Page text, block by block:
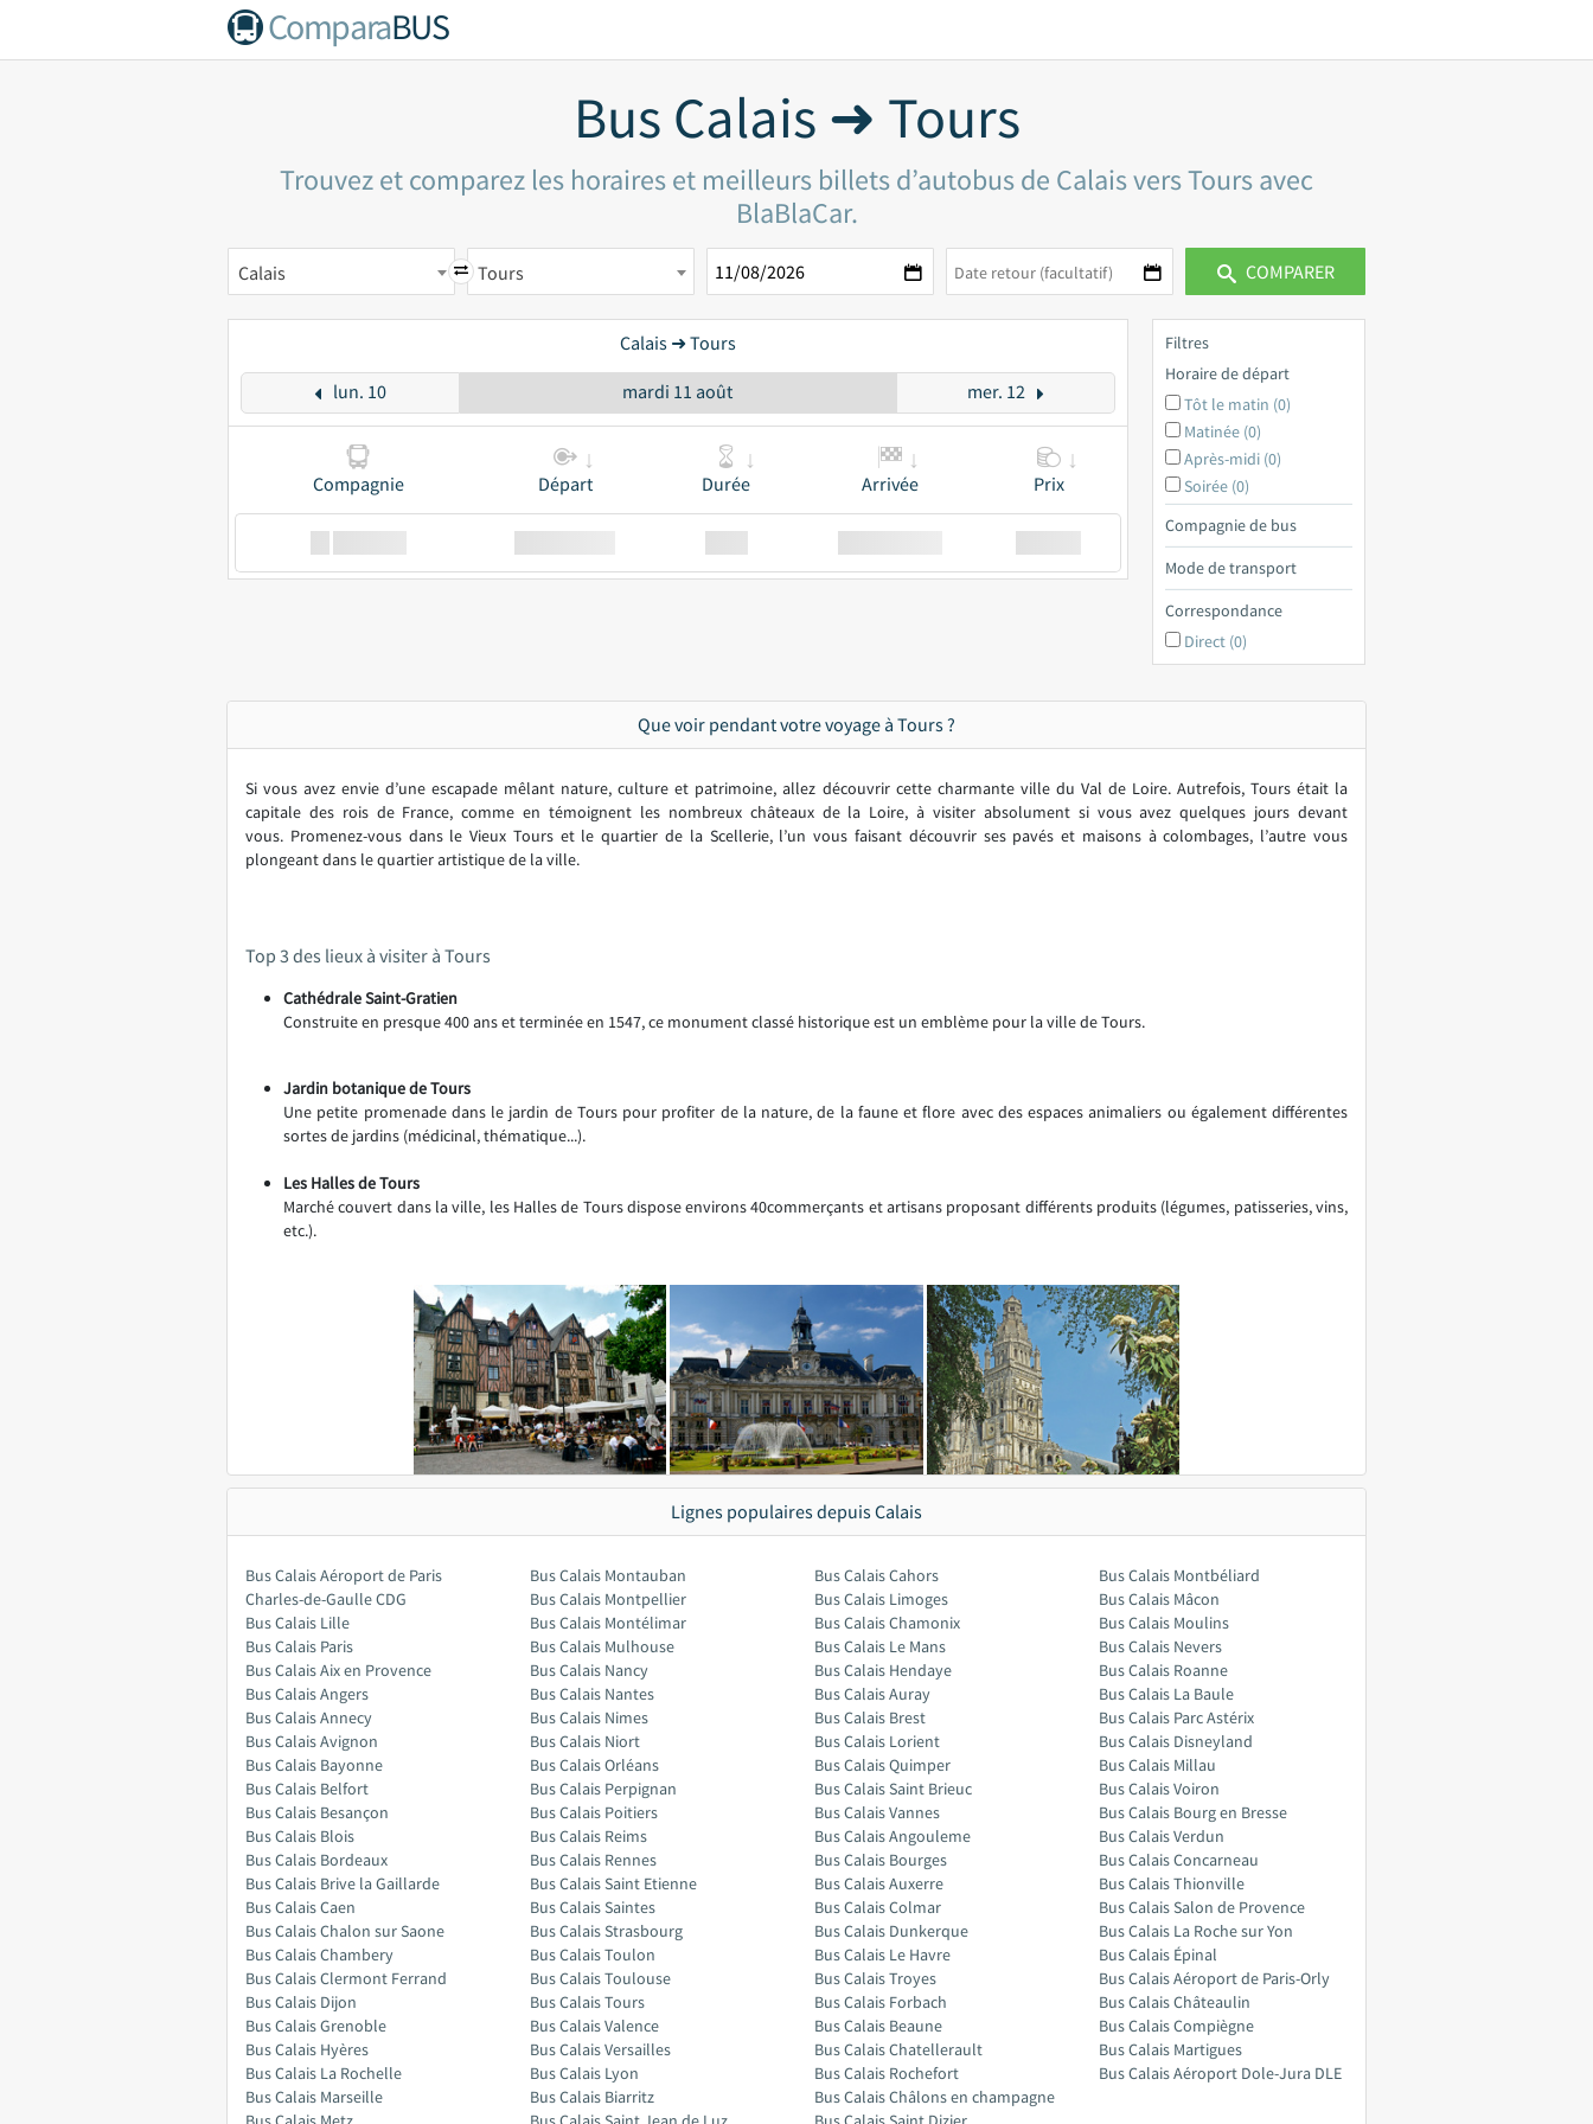
ComparaBUS
Bus Calais ➜ Tours
Trouvez et comparez les horaires et meilleurs billets d’autobus de Calais vers Tours avec
BlaBlaCar.
Calais Tours COMPARER
Calais ➜ Tours
lun. 10 mardi 11 août mer. 12
Compagnie Départ Durée Arrivée Prix
Filtres
Horaire de départ
Tôt le matin (0)
Matinée (0)
Après-midi (0)
Soirée (0)
Compagnie de bus
Mode de transport
Correspondance
Direct (0)
Que voir pendant votre voyage à Tours ?
Si vous avez envie d’une escapade mêlant nature, culture et patrimoine, allez découvrir cette charmante ville du Val de Loire. Autrefois, Tours était la
capitale des rois de France, comme en témoignent les nombreux châteaux de la Loire, à visiter absolument si vous avez quelques jours devant
vous. Promenez-vous dans le Vieux Tours et le quartier de la Scellerie, l’un vous faisant découvrir ses pavés et maisons à colombages, l’autre vous
plongeant dans le quartier artistique de la ville.
Top 3 des lieux à visiter à Tours
Cathédrale Saint-Gratien
Construite en presque 400 ans et terminée en 1547, ce monument classé historique est un emblème pour la ville de Tours.
Jardin botanique de Tours
Une petite promenade dans le jardin de Tours pour profiter de la nature, de la faune et flore avec des espaces animaliers ou également différentes
sortes de jardins (médicinal, thématique...).
Les Halles de Tours
Marché couvert dans la ville, les Halles de Tours dispose environs 40commerçants et artisans proposant différents produits (légumes, patisseries, vins,
etc.).
Lignes populaires depuis Calais
Bus Calais Aéroport de Paris
Charles-de-Gaulle CDG
Bus Calais Lille
Bus Calais Paris
Bus Calais Aix en Provence
Bus Calais Angers
Bus Calais Annecy
Bus Calais Avignon
Bus Calais Bayonne
Bus Calais Belfort
Bus Calais Besançon
Bus Calais Blois
Bus Calais Bordeaux
Bus Calais Brive la Gaillarde
Bus Calais Caen
Bus Calais Chalon sur Saone
Bus Calais Chambery
Bus Calais Clermont Ferrand
Bus Calais Dijon
Bus Calais Grenoble
Bus Calais Hyères
Bus Calais La Rochelle
Bus Calais Marseille
Bus Calais Montauban
Bus Calais Montpellier
Bus Calais Montélimar
Bus Calais Mulhouse
Bus Calais Nancy
Bus Calais Nantes
Bus Calais Nimes
Bus Calais Niort
Bus Calais Orléans
Bus Calais Perpignan
Bus Calais Poitiers
Bus Calais Reims
Bus Calais Rennes
Bus Calais Saint Etienne
Bus Calais Saintes
Bus Calais Strasbourg
Bus Calais Toulon
Bus Calais Toulouse
Bus Calais Tours
Bus Calais Valence
Bus Calais Versailles
Bus Calais Lyon
Bus Calais Biarritz
Bus Calais Cahors
Bus Calais Limoges
Bus Calais Chamonix
Bus Calais Le Mans
Bus Calais Hendaye
Bus Calais Auray
Bus Calais Brest
Bus Calais Lorient
Bus Calais Quimper
Bus Calais Saint Brieuc
Bus Calais Vannes
Bus Calais Angouleme
Bus Calais Bourges
Bus Calais Auxerre
Bus Calais Colmar
Bus Calais Dunkerque
Bus Calais Le Havre
Bus Calais Troyes
Bus Calais Forbach
Bus Calais Beaune
Bus Calais Chatellerault
Bus Calais Rochefort
Bus Calais Châlons en champagne
Bus Calais Montbéliard
Bus Calais Mâcon
Bus Calais Moulins
Bus Calais Nevers
Bus Calais Roanne
Bus Calais La Baule
Bus Calais Parc Astérix
Bus Calais Disneyland
Bus Calais Millau
Bus Calais Voiron
Bus Calais Bourg en Bresse
Bus Calais Verdun
Bus Calais Concarneau
Bus Calais Thionville
Bus Calais Salon de Provence
Bus Calais La Roche sur Yon
Bus Calais Épinal
Bus Calais Aéroport de Paris-Orly
Bus Calais Châteaulin
Bus Calais Compiègne
Bus Calais Martigues
Bus Calais Aéroport Dole-Jura DLE